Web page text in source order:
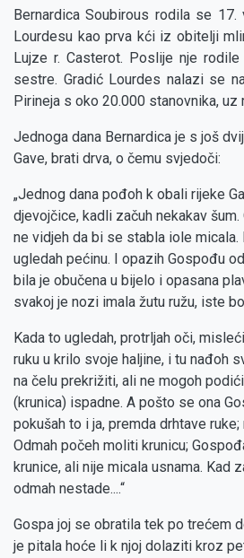
Bernardica Soubirous rodila se
Lourdesu kao prva kći iz obitelji
Lujze r. Casterot. Poslije nje
sestre. Gradić Lourdes nalazi se
Pirineja s oko 20.000 stanovnika, uz
Jednoga dana Bernardica je s još
Gave, brati drva, o čemu svjedoči:
„Jednog dana pođoh k obali rijeke
djevojčice, kadli začuh nekakav
ne vidjeh da bi se stabla iole
ugledah pećinu. I opazih Gospođu
bila je obučena u bijelo i opasana
svakoj je nozi imala žutu ružu, iste
Kada to ugledah, protrljah oči,
ruku u krilo svoje haljine, i tu nađoh
na čelu prekrižiti, ali ne mogoh
(krunica) ispadne. A pošto se ona
pokušah to i ja, premda drhtave
Odmah počeh moliti krunicu;
krunice, ali nije micala usnama. Kad
odmah nestade....“
Gospa joj se obratila tek po trećem
je pitala hoće li k njoj dolaziti kroz